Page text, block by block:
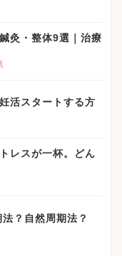
灸・整体9選｜治療
活スタートする方
レスが一杯。どん
？自然周期法？